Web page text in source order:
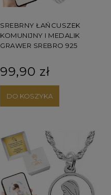
SREBRNY ŁAŃCUSZEK
KOMUNIJNY I MEDALIK
GRAWER SREBRO 925
99,90 zł
DO KOSZYKA